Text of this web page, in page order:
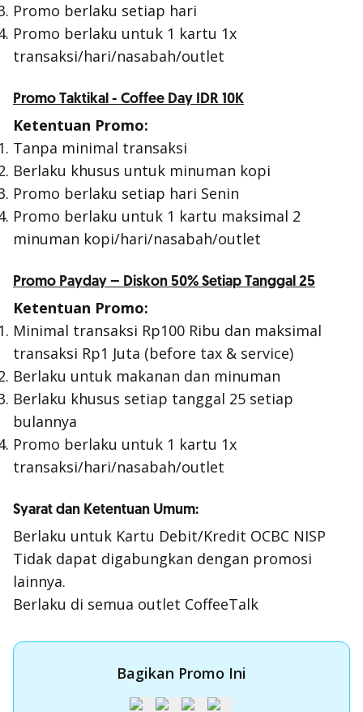
Promo berlaku setiap hari
Promo berlaku untuk 1 kartu 1x
transaksi/hari/nasabah/outlet
Promo Taktikal - Coffee Day IDR 10K
Ketentuan Promo:
Tanpa minimal transaksi
Berlaku khusus untuk minuman kopi
Promo berlaku setiap hari Senin
Promo berlaku untuk 1 kartu maksimal 2
minuman kopi/hari/nasabah/outlet
Promo Payday – Diskon 50% Setiap Tanggal 25
Ketentuan Promo:
Minimal transaksi Rp100 Ribu dan maksimal
transaksi Rp1 Juta (before tax & service)
Berlaku untuk makanan dan minuman
Berlaku khusus setiap tanggal 25 setiap
bulannya
Promo berlaku untuk 1 kartu 1x
transaksi/hari/nasabah/outlet
Syarat dan Ketentuan Umum:
Berlaku untuk Kartu Debit/Kredit OCBC NISP
Tidak dapat digabungkan dengan promosi
lainnya.
Berlaku di semua outlet CoffeeTalk
Bagikan Promo Ini